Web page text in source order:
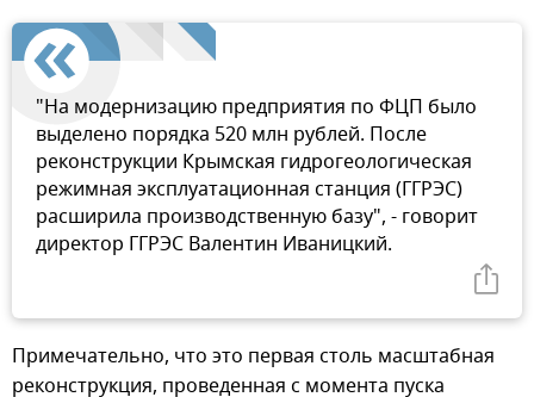
"На модернизацию предприятия по ФЦП было
выделено порядка 520 млн рублей. После
реконструкции Крымская гидрогеологическая
режимная эксплуатационная станция (ГГРЭС)
расширила производственную базу", - говорит
директор ГГРЭС Валентин Иваницкий.
Примечательно, что это первая столь масштабная
реконструкция, проведенная с момента пуска